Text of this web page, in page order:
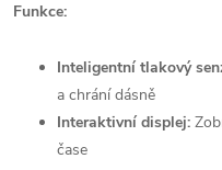
Funkce:
Inteligentní tlakový
a chrání dásně
Interaktivní displej:
čase